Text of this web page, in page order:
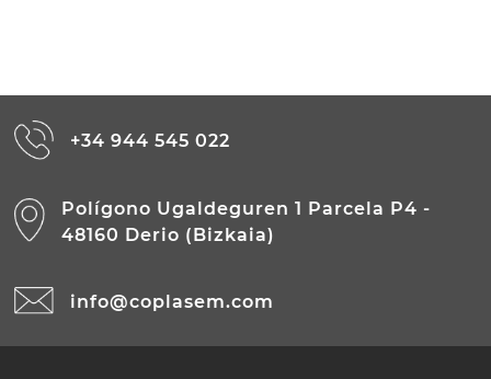
+34 944 545 022
Polígono Ugaldeguren 1 Parcela P4 -
48160 Derio (Bizkaia)
info@coplasem.com